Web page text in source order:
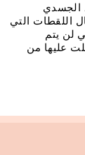
الجسدي
اللقطات التي
لن يتم
عليها من